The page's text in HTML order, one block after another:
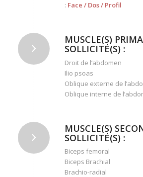
: Face / Dos/ Profil
MUSCLE(S)
SOLLICITÉ(S) :
Droit de l’abdomen
Ilio psoas
Oblique externe de
Oblique interne de
MUSCLE(S)
SOLLICITÉ(S) :
Biceps femoral
Biceps Brachial
Brachio-radial